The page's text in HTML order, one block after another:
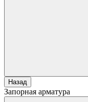
Назад
Запорная арматура